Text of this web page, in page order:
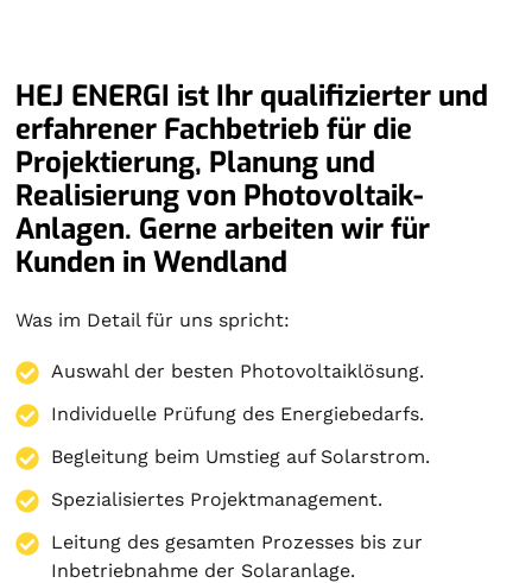
HEJ ENERGI ist Ihr qualifizierter und
erfahrener Fachbetrieb für die
Projektierung, Planung und
Realisierung von Photovoltaik-
Anlagen. Gerne arbeiten wir für
Kunden in Wendland
Was im Detail für uns spricht:
Auswahl der besten Photovoltaiklösung.
Individuelle Prüfung des Energiebedarfs.
Begleitung beim Umstieg auf Solarstrom.
Spezialisiertes Projektmanagement.
Leitung des gesamten Prozesses bis zur
Inbetriebnahme der Solaranlage.